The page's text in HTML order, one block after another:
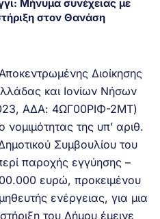
Μήνυμα συνέχειας με
στον Θανάση
Διοίκησης
και Ιονίων Νήσων
ΑΔΑ: 4ΩΓ00ΡΙΦ-2ΜΤ)
της υπ’ αριθ.
Συμβουλίου του
παροχής εγγύησης –
ευρώ, προκειμένου
ενέργειας, για μια
του Δήμου έμεινε